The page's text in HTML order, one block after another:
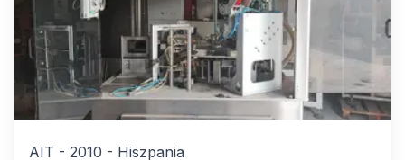
AIT - 2010 - Hiszpania